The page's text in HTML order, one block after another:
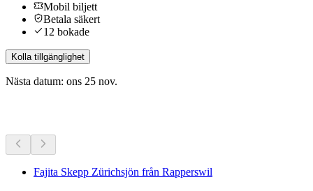
Mobil biljett
Betala säkert
12 bokade
Kolla tillgänglighet
Nästa datum: ons 25 nov.
Fajita Skepp Zürichsjön från Rapperswil